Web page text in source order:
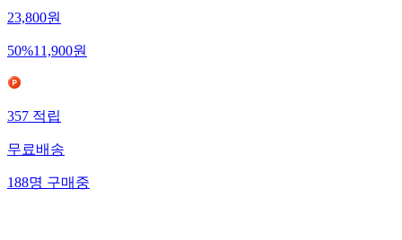
23,800원
50%11,900원
357 적립
무료배송
188명 구매중